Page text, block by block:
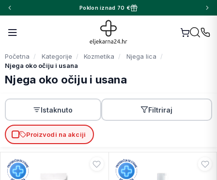
Poklon iznad 70 €
Početna Kategorije Kozmetika
Njega lica
Njega oko očiju i usana
Njega oko očiju i usana
Istaknuto Filtriraj
Proizvodi na akciji